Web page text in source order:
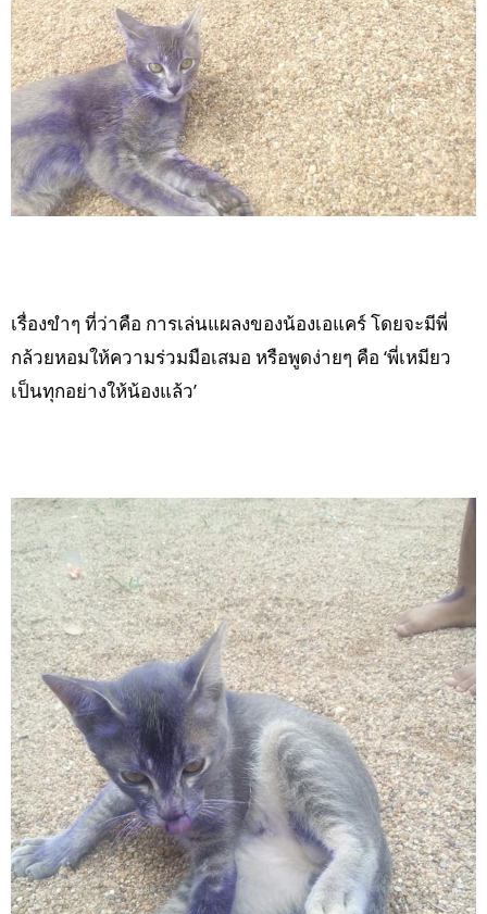
เรื่องขำๆ ที่ว่าคือ การเล่นแผลงของน้องเอแคร์ โดยจะมีพี่
กล้วยหอมให้ความร่วมมือเสมอ หรือพูดง่ายๆ คือ ‘พี่เหมียว
เป็นทุกอย่างให้น้องแล้ว’